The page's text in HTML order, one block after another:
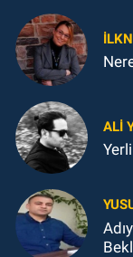
ALI